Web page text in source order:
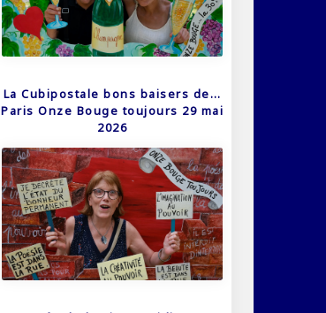
La Cubipostale bons baisers de…
Paris Onze Bouge toujours 29 mai
2026